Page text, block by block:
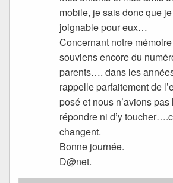
mobile, je sais donc que
joignable pour eux…
Concernant notre
souviens encore du
parents…. dans les
rappelle parfaitement de
posé et nous n’avions
répondre ni d’y
changent.
Bonne journée.
D@net.